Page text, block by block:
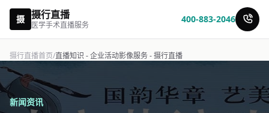
摄 摄行直播
医学手术直播服务
400-883-2046
摄行直播首页/直播知识 - 企业活动影像服务 - 摄行直播
新闻资讯